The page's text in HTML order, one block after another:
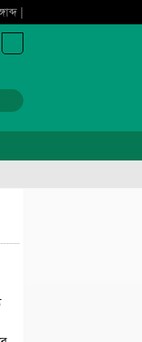
|